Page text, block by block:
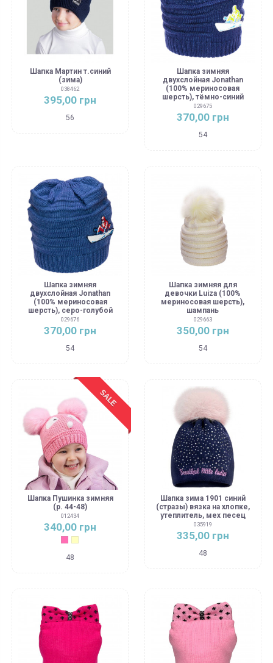
Шапка Мартин т.синий
(зима)
038462
395,00 грн
56
Шапка зимняя
двухслойная Jonathan
(100% мериносовая
шерсть), тёмно-синий
029675
370,00 грн
54
Шапка зимняя
двухслойная Jonathan
(100% мериносовая
шерсть), серо-голубой
029676
370,00 грн
54
Шапка зимняя для
девочки Luiza (100%
мериносовая шерсть),
шампань
029663
350,00 грн
54
SALE
Шапка Пушинка зимняя
(р. 44-48)
012434
340,00 грн
Розовый
Молочный
48
Шапка зима 1901 синий
(стразы) вязка на хлопке,
утеплитель, мех песец
035919
335,00 грн
48